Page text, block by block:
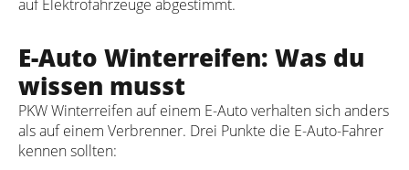
auf Elektrofahrzeuge abgestimmt.
E-Auto Winterreifen: Was du
wissen musst
PKW Winterreifen auf einem E-Auto verhalten sich anders
als auf einem Verbrenner. Drei Punkte die E-Auto-Fahrer
kennen sollten: